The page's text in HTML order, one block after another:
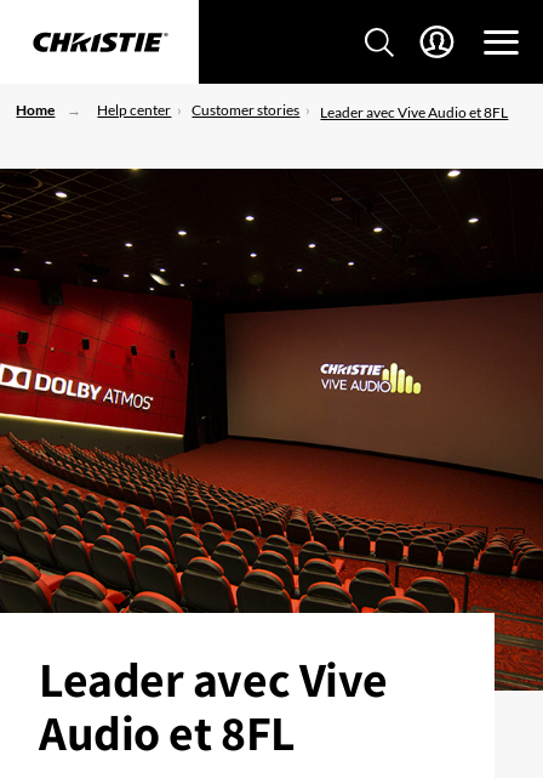
Home Help center Customer stories Leader avec Vive Audio et 8FL
Leader avec Vive
Audio et 8FL